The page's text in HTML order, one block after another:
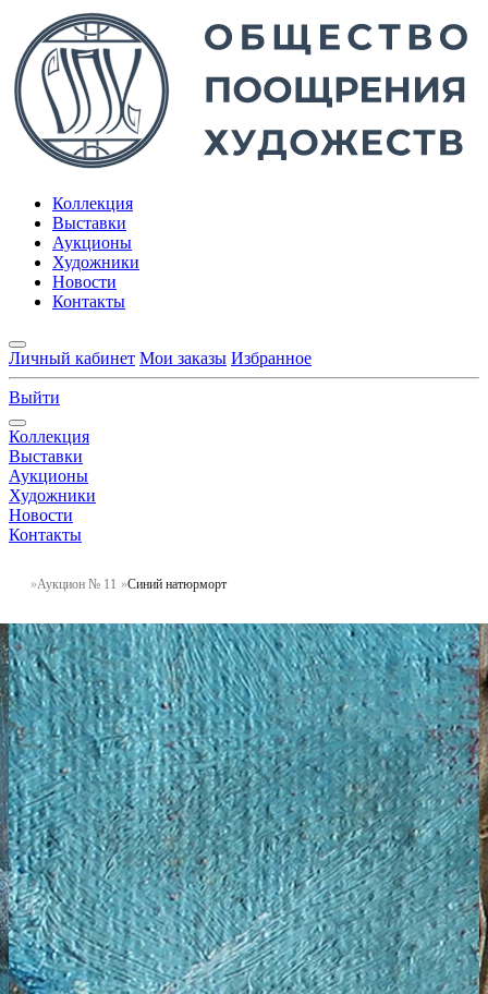
Коллекция
Выставки
Аукционы
Художники
Новости
Контакты
Личный кабинет Мои заказы Избранное
Выйти
Коллекция
Выставки
Аукционы
Художники
Новости
Контакты
Аукцион № 11 Синий натюрморт